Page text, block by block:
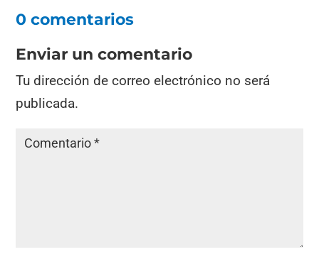
0 comentarios
Enviar un comentario
Tu dirección de correo electrónico no será
publicada.